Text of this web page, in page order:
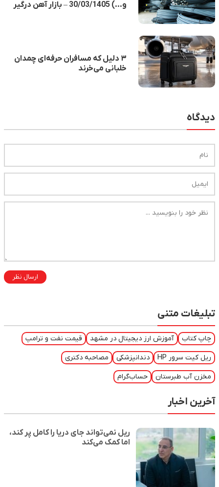
و...) 30/03/1405 – بازار آهن درگیر
۳ دلیل که مسافران حرفه‌ای چمدان
خلبانی می‌خرند
دیدگاه
ارسال نظر
تبلیغات متنی
چاپ کتاب آموزش ارز دیجیتال در مشهد قیمت نفت و ترامپ
ریل کیت سرور HP دندانپزشکی مصاحبه دکتری
مخزن آب طبرستان حساب‌گرام
آخرین اخبار
ریل نمی‌تواند جای دریا را کامل پر کند،
اما کمک می‌کند